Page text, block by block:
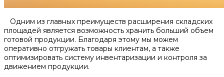
Одним из главных преимуществ расширения складских
площадей является возможность хранить больший объем
готовой продукции. Благодаря этому мы можем
оперативно отгружать товары клиентам, а также
оптимизировать систему инвентаризации и контроля за
движением продукции.